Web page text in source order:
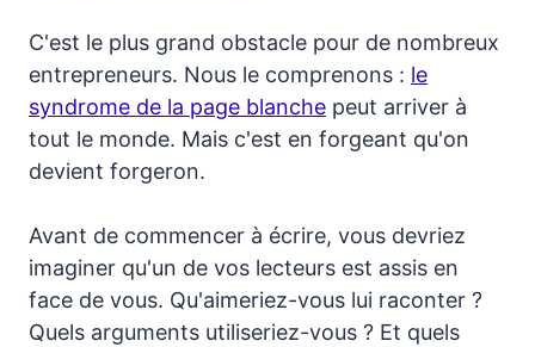
C'est le plus grand obstacle pour de nombreux
entrepreneurs. Nous le comprenons : le
syndrome de la page blanche peut arriver à
tout le monde. Mais c'est en forgeant qu'on
devient forgeron.
Avant de commencer à écrire, vous devriez
imaginer qu'un de vos lecteurs est assis en
face de vous. Qu'aimeriez-vous lui raconter ?
Quels arguments utiliseriez-vous ? Et quels